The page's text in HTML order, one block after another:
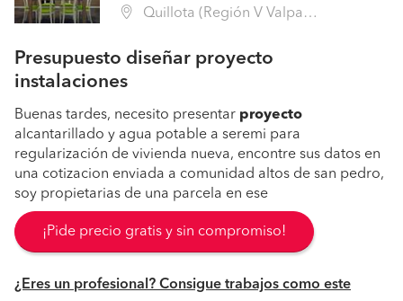
Quillota (Región V Valparaíso - Quillota)
Presupuesto diseñar proyecto
instalaciones
Buenas tardes, necesito presentar proyecto
alcantarillado y agua potable a seremi para
regularización de vivienda nueva, encontre sus datos en
una cotizacion enviada a comunidad altos de san pedro,
soy propietarias de una parcela en ese
¡Pide precio gratis y sin compromiso!
¿Eres un profesional? Consigue trabajos como este